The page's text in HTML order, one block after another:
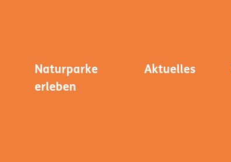
Naturparke
erleben
Aktuelles